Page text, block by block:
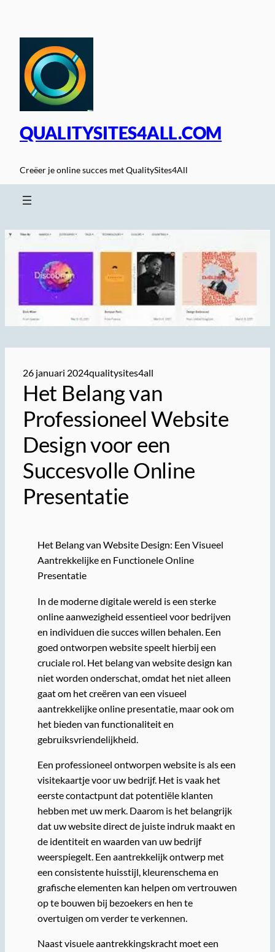
inhoud
QUALITYSITES4ALL.COM
Creëer je online succes met QualitySites4All
26 januari 2024qualitysites4all
Het Belang van
Professioneel Website
Design voor een
Succesvolle Online
Presentatie
Het Belang van Website Design: Een Visueel
Aantrekkelijke en Functionele Online
Presentatie
In de moderne digitale wereld is een sterke
online aanwezigheid essentieel voor bedrijven
en individuen die succes willen behalen. Een
goed ontworpen website speelt hierbij een
cruciale rol. Het belang van website design kan
niet worden onderschat, omdat het niet alleen
gaat om het creëren van een visueel
aantrekkelijke online presentatie, maar ook om
het bieden van functionaliteit en
gebruiksvriendelijkheid.
Een professioneel ontworpen website is als een
visitekaartje voor uw bedrijf. Het is vaak het
eerste contactpunt dat potentiële klanten
hebben met uw merk. Daarom is het belangrijk
dat uw website direct de juiste indruk maakt en
de identiteit en waarden van uw bedrijf
weerspiegelt. Een aantrekkelijk ontwerp met
een consistente huisstijl, kleurenschema en
grafische elementen kan helpen om vertrouwen
op te bouwen bij bezoekers en hen te
overtuigen om verder te verkennen.
Naast visuele aantrekkingskracht moet een